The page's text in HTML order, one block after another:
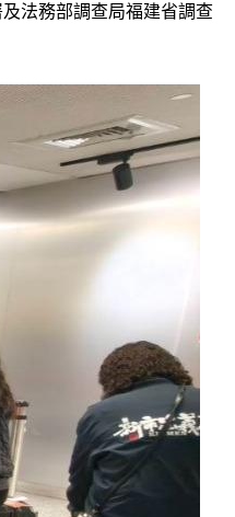
法務部調查局福建省調查